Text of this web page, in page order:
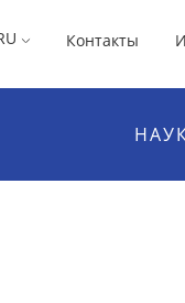
Контакты